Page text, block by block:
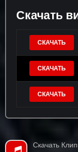
Скачать
СКАЧАТЬ
СКАЧАТЬ
СКАЧАТЬ
Скачать